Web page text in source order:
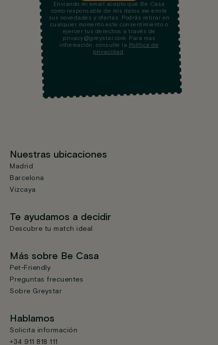
Enviando mi email acepto que Be Casa
como responsable de mis datos me envíe
sus novedades y ofertas. Podrás retirar en
cualquier momento este consentimiento o
ejercer tus derechos a través de
privacy@greystar.com. Para mas
información, consulte la Política de
privacidad.
Nuestras ubicaciones
Madrid
Barcelona
Vizcaya
Te ayudamos a decidir
Descubre tu match ideal
Más sobre Be Casa
Pet-Friendly
Preguntas frecuentes
Sobre Greystar
Hablamos
Solicita información
+34 911 818 111